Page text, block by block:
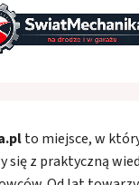
to miejsce, w
się z praktyczną